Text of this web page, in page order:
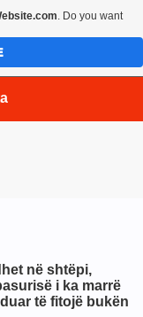
në shtëpi,
i ka marrë
të fitojë bukën
. Do you want